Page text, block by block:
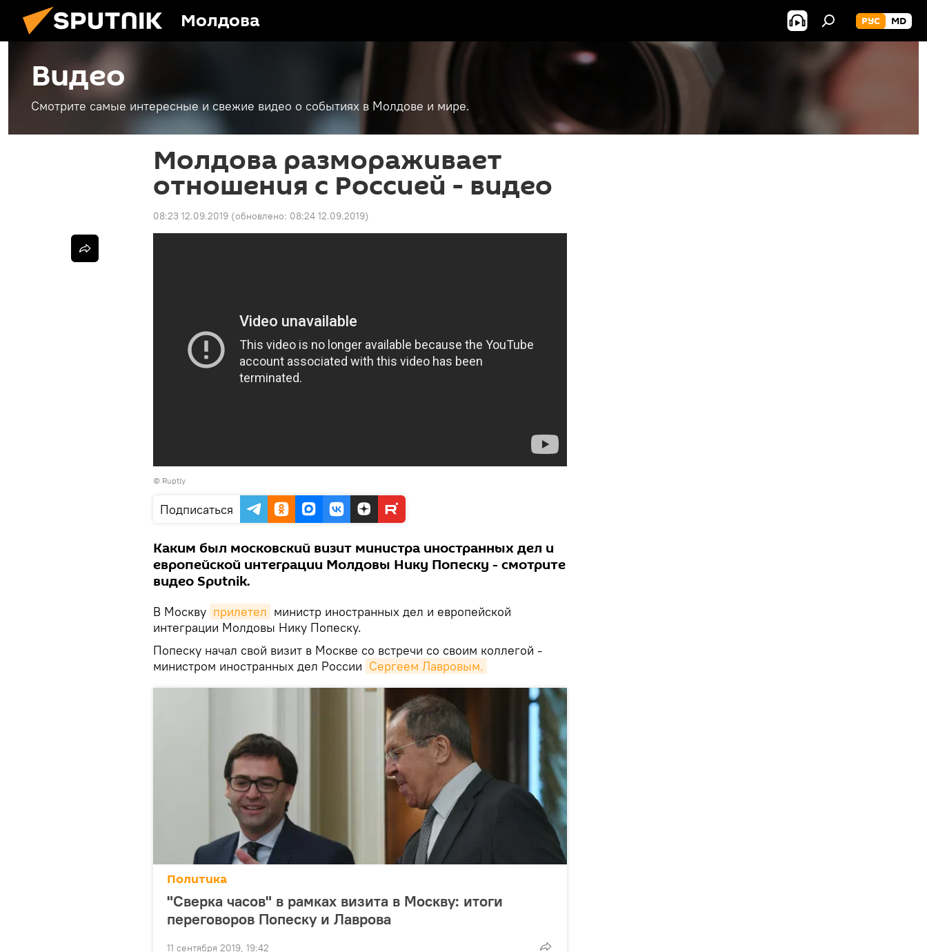
Молдова РУС MD
Видео
Смотрите самые интересные и свежие видео о событиях в Молдове и мире.
Молдова размораживает
отношения с Россией - видео
08:23 12.09.2019 (обновлено: 08:24 12.09.2019)
© Ruptly
Подписаться
Каким был московский визит министра иностранных дел и
европейской интеграции Молдовы Нику Попеску - смотрите
видео Sputnik.
В Москву прилетел министр иностранных дел и европейской
интеграции Молдовы Нику Попеску.
Попеску начал свой визит в Москве со встречи со своим коллегой -
министром иностранных дел России Сергеем Лавровым.
Политика
"Сверка часов" в рамках визита в Москву: итоги
переговоров Попеску и Лаврова
11 сентября 2019, 19:42